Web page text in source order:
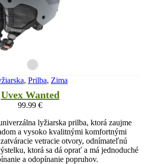
, Prilba, Zima
Uvex Wanted
99.99 €
lyžiarska prilba, ktorá zaujme
a vysoko kvalitnými komfortnými
vetracie otvory, odnímateľnú
ktorá sa dá oprať a má jednoduché
a odopínanie popruhov.